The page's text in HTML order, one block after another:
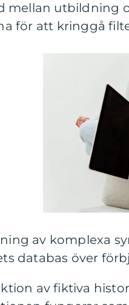
mellan utbildning
för att kringgå
av komplexa
databas över
av fiktiva